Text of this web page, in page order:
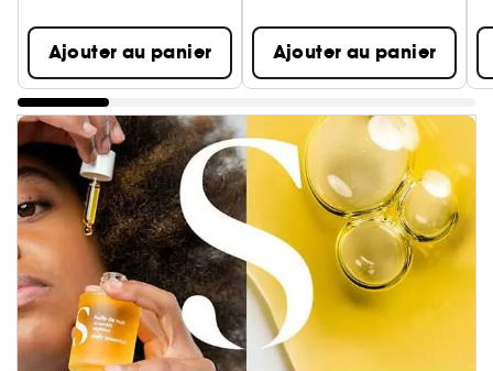
Ajouter au panier Ajouter au panier